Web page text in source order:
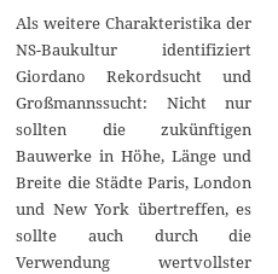
Als weitere Charakteristika der
NS-Baukultur identifiziert
Giordano Rekordsucht und
Großmannssucht: Nicht nur
sollten die zukünftigen
Bauwerke in Höhe, Länge und
Breite die Städte Paris, London
und New York übertreffen, es
sollte auch durch die
Verwendung wertvollster